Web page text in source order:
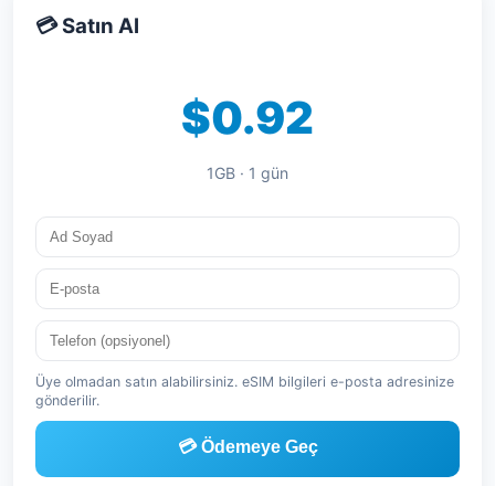
💳 Satın Al
$0.92
1GB · 1 gün
Üye olmadan satın alabilirsiniz. eSIM bilgileri e-posta adresinize
gönderilir.
💳 Ödemeye Geç